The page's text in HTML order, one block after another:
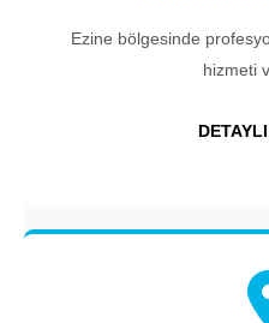
Ezine bölgesinde
hizmeti